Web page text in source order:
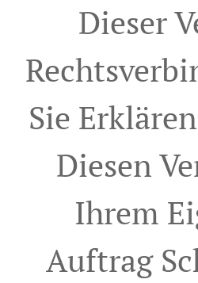
Dieser
Sie
Diesen
Ihrem
Auftrag